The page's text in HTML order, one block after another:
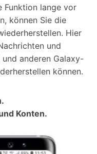
Funktion lange vor
können Sie die
Hier
und
anderen Galaxy-
können.
Konten.